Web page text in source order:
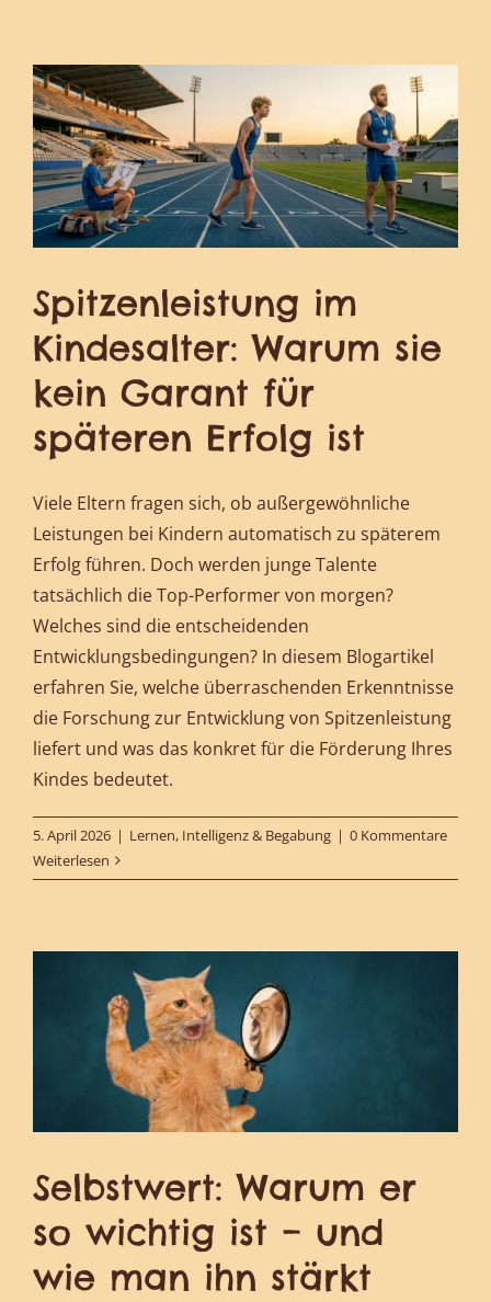
Spitzenleistung im
Kindesalter: Warum sie
kein Garant für
späteren Erfolg ist
Viele Eltern fragen sich, ob außergewöhnliche
Leistungen bei Kindern automatisch zu späterem
Erfolg führen. Doch werden junge Talente
tatsächlich die Top-Performer von morgen?
Welches sind die entscheidenden
Entwicklungsbedingungen? In diesem Blogartikel
erfahren Sie, welche überraschenden Erkenntnisse
die Forschung zur Entwicklung von Spitzenleistung
liefert und was das konkret für die Förderung Ihres
Kindes bedeutet.
5. April 2026 | Lernen, Intelligenz & Begabung | 0 Kommentare
Weiterlesen
Selbstwert: Warum er
so wichtig ist – und
wie man ihn stärkt